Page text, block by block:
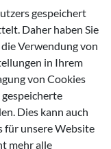
gespeichert
Daher haben Sie
Verwendung von
in Ihrem
von Cookies
Dies kann auch
für unsere Website
mehr alle